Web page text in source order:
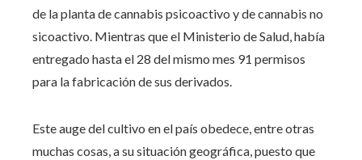
de la planta de cannabis psicoactivo y de cannabis no
sicoactivo. Mientras que el Ministerio de Salud, había
entregado hasta el 28 del mismo mes 91 permisos
para la fabricación de sus derivados.
Este auge del cultivo en el país obedece, entre otras
muchas cosas, a su situación geográfica, puesto que